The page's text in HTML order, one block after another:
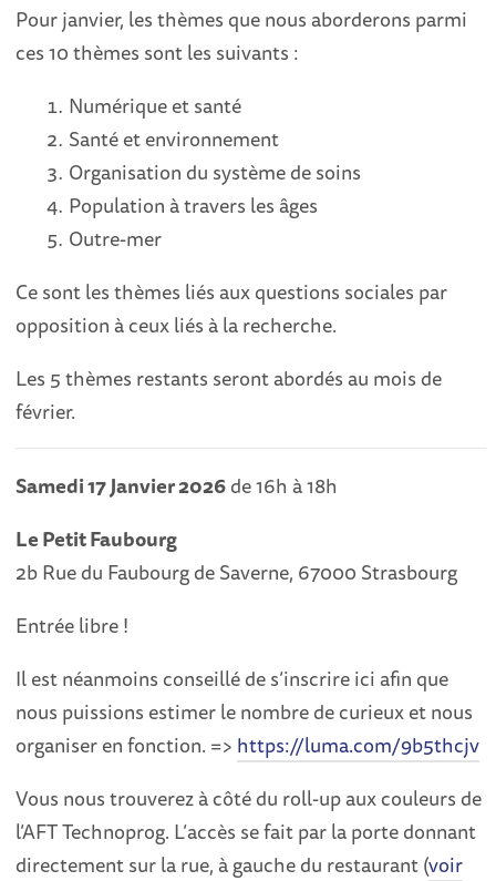
​Pour janvier, les thèmes que nous aborderons parmi
ces 10 thèmes sont les suivants :
​Numérique et santé
​Santé et environnement
​Organisation du système de soins
​Population à travers les âges
​Outre-mer
​Ce sont les thèmes liés aux questions sociales par
opposition à ceux liés à la recherche.
​Les 5 thèmes restants seront abordés au mois de
février.
Samedi 17 Janvier 2026de 16h à 18h
Le Petit Faubourg
2b Rue du Faubourg de Saverne, 67000 Strasbourg
​Entrée libre !
​Il est néanmoins conseillé de s’inscrire ici afin que
nous puissions estimer le nombre de curieux et nous
organiser en fonction. => https://luma.com/9b5thcjv
Vous nous trouverez à côté du roll-up aux couleurs de
l’AFT Technoprog. L’accès se fait par la porte donnant
directement sur la rue, à gauche du restaurant (voir